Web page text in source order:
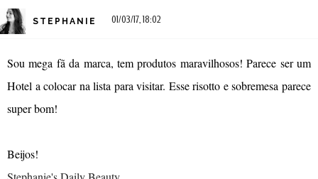
STEPHANIE 01/03/17, 18:02
Sou mega fã da marca, tem produtos maravilhosos! Parece ser um
Hotel a colocar na lista para visitar. Esse risotto e sobremesa parece
super bom!
Beijos!